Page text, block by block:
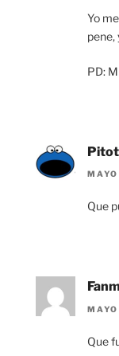
Yo
pene,
PD:
Que
Que